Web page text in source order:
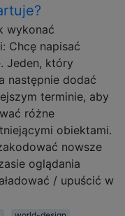
wykonać
Chcę napisać
Jeden, który
następnie dodać
terminie, aby
różne
obiektami.
nowsze
oglądania
/ upuścić w